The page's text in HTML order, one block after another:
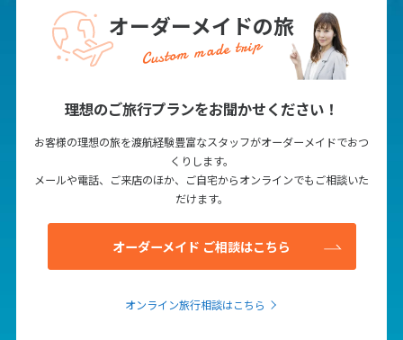
オーダーメイドの旅
Custom made trip
理想のご旅行プランをお聞かせください！
お客様の理想の旅を渡航経験豊富なスタッフがオーダーメイドでおつ
くりします。
メールや電話、ご来店のほか、ご自宅からオンラインでもご相談いた
だけます。
オーダーメイド ご相談はこちら
オンライン旅行相談はこちら